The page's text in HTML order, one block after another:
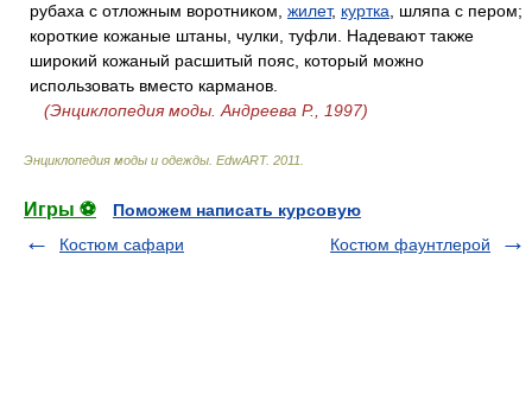
рубаха с отложным воротником, жилет, куртка , шляпа с пером;
короткие кожаные штаны, чулки, туфли. Надевают также
широкий кожаный расшитый пояс, который можно
использовать вместо карманов.
(Энциклопедия моды. Андреева Р., 1997)
Энциклопедия моды и одежды EdwART. 2011
Игры ⚽
Поможем написать курсовую
Костюм сафари
Костюм фаунтлерой